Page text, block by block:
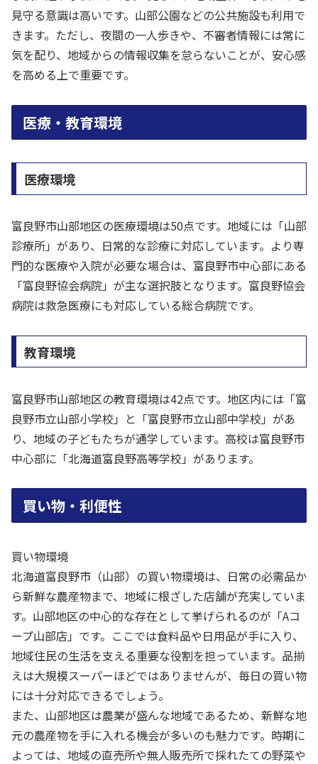
見守る意識は高いです。山部公園などの公共施設も利用で
きます。ただし、夜間の一人歩きや、不審者情報には常に
気を配り、地域からの情報収集を怠らないことが、安心感
を高める上で重要です。
医療・教育環境
医療環境
富良野市山部地区の医療環境は50点です。地域には「山部
診療所」があり、日常的な診療に対応しています。より専
門的な医療や入院が必要な場合は、富良野市中心部にある
「富良野協会病院」が主な選択肢となります。富良野協会
病院は救急医療にも対応している総合病院です。
教育環境
富良野市山部地区の教育環境は42点です。地区内には「富
良野市立山部小学校」と「富良野市立山部中学校」があ
り、地域の子どもたちが通学しています。高校は富良野市
中心部に「北海道富良野高等学校」があります。
買い物・利便性
買い物環境
北海道富良野市（山部）の買い物環境は、日常の必需品か
ら新鮮な農産物まで、地域に根ざした店舗が充実していま
す。山部地区の中心的な存在として挙げられるのが「Aコ
ープ山部店」です。ここでは食料品や日用品が手に入り、
地域住民の生活を支える重要な役割を担っています。品揃
えは大規模スーパーほどではありませんが、毎日の買い物
には十分対応できるでしょう。
また、山部地区は農業が盛んな地域であるため、新鮮な地
元の農産物を手に入れる機会が多いのも魅力です。時期に
よっては、地域の直売所や無人販売所で採れたての野菜や